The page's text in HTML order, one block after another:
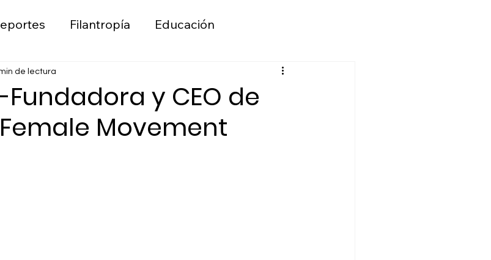
Filantropía Educación
Economía
Sostenibilidad Ambiental
y CEO de
Movement
de lectura